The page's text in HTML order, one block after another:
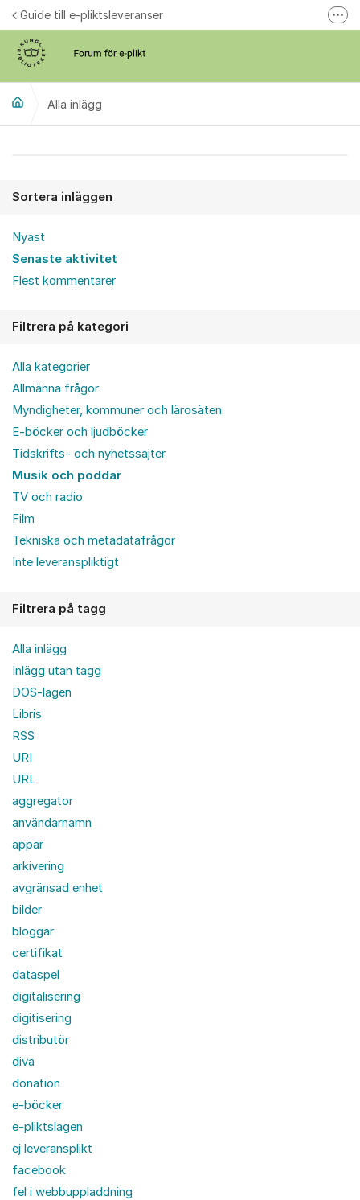
Hoppa till innehåll
Guide till e-pliktsleveranser
Alla inlägg
Sortera inläggen
Nyast
Senaste aktivitet
Flest kommentarer
Filtrera på kategori
Alla kategorier
Allmänna frågor
Myndigheter, kommuner och lärosäten
E-böcker och ljudböcker
Tidskrifts- och nyhetssajter
Musik och poddar
TV och radio
Film
Tekniska och metadatafrågor
Inte leveranspliktigt
Filtrera på tagg
Alla inlägg
Inlägg utan tagg
DOS-lagen
Libris
RSS
URI
URL
aggregator
användarnamn
appar
arkivering
avgränsad enhet
bilder
bloggar
certifikat
dataspel
digitalisering
digitisering
distributör
diva
donation
e-böcker
e-pliktslagen
ej leveransplikt
facebook
fel i webbuppladdning